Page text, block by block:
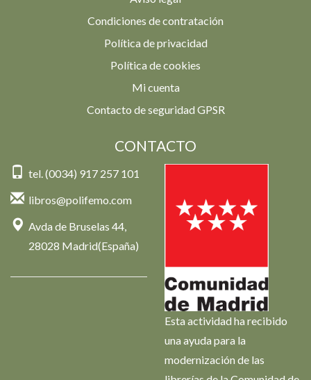
Condiciones de contratación
Política de privacidad
Política de cookies
Mi cuenta
Contacto de seguridad GPSR
CONTACTO
tel. (0034) 917 257 101
libros@polifemo.com
Avda de Bruselas 44,
28028 Madrid(España)
Esta actividad ha recibido
una ayuda para la
modernización de las